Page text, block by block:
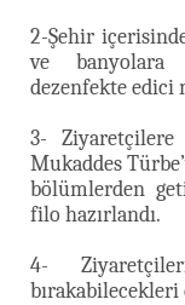
2-Şehir
ve banyolara
dezenfekte edici
3- Ziyaretçilere
Mukaddes
bölümlerden
filo hazırlandı.
4-
bırakabilecekleri